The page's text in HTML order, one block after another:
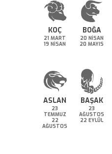
KOÇ
21 MART
19 NİSAN
BOĞA
20 NİSAN
20 MAYIS
ASLAN
23
TEMMUZ
22
AĞUSTOS
BAŞAK
23
AĞUSTOS
22 EYLÜL